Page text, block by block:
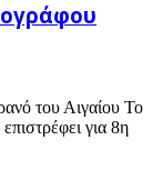
του Αιγαίου Το
για 8η